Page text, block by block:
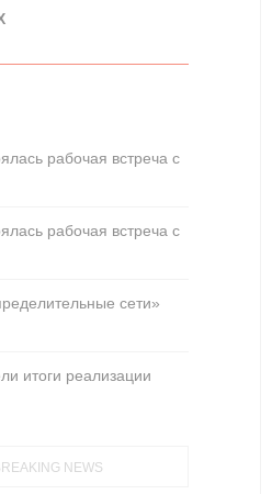
рабочая встреча с
рабочая встреча с
сети»
итоги реализации
NEWS